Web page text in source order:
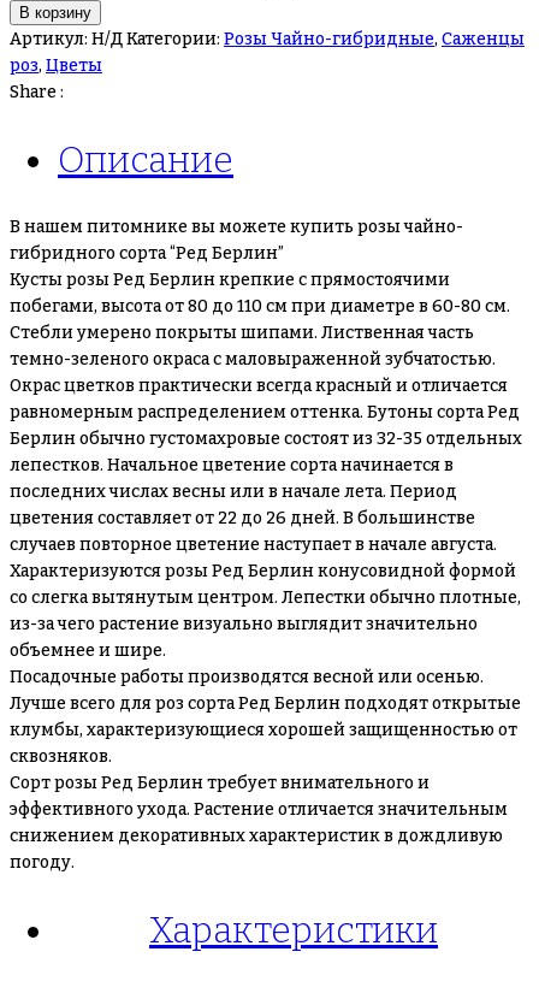
товара
Розы
“Ред
Берлин”
В корзину
Артикул: Н/ДКатегории: Розы Чайно-гибридные, Саженцы
роз, Цветы
Share :
Описание
В нашем питомнике вы можете купить розы чайно-
гибридного сорта “Ред Берлин”
Кусты розы Ред Берлин крепкие с прямостоячими
побегами, высота от 80 до 110 см при диаметре в 60-80 см.
Стебли умерено покрыты шипами. Лиственная часть
темно-зеленого окраса с маловыраженной зубчатостью.
Окрас цветков практически всегда красный и отличается
равномерным распределением оттенка. Бутоны сорта Ред
Берлин обычно густомахровые состоят из 32-35 отдельных
лепестков. Начальное цветение сорта начинается в
последних числах весны или в начале лета. Период
цветения составляет от 22 до 26 дней. В большинстве
случаев повторное цветение наступает в начале августа.
Характеризуются розы Ред Берлин конусовидной формой
со слегка вытянутым центром. Лепестки обычно плотные,
из-за чего растение визуально выглядит значительно
объемнее и шире.
Посадочные работы производятся весной или осенью.
Лучше всего для роз сорта Ред Берлин подходят открытые
клумбы, характеризующиеся хорошей защищенностью от
сквозняков.
Сорт розы Ред Берлин требует внимательного и
эффективного ухода. Растение отличается значительным
снижением декоративных характеристик в дождливую
погоду.
Характеристики